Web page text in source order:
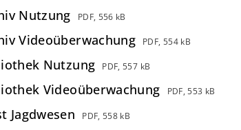
Nutzung PDF, 556 kB
Videoüberwachung PDF, 554 kB
Nutzung PDF, 557 kB
Videoüberwachung PDF, 553 kB
Jagdwesen PDF, 558 kB